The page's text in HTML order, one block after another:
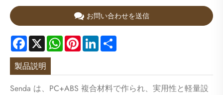
お問い合わせを送信
Facebook
X WhatsApp
PinterestLinkedIn
製品説明
Senda は、PC+ABS 複合材料で作られ、実用性と軽量設